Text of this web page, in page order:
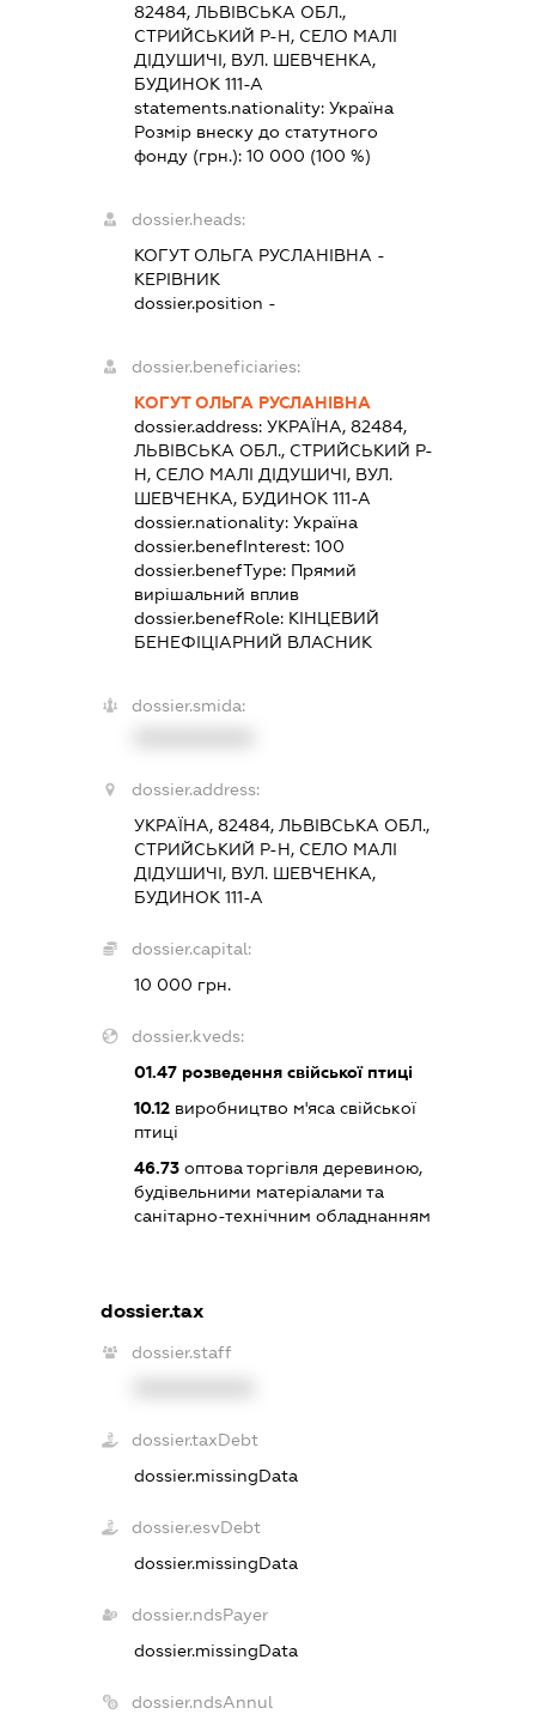
82484, ЛЬВІВСЬКА ОБЛ.,
СТРИЙСЬКИЙ Р-Н, СЕЛО МАЛІ
ДІДУШИЧІ, ВУЛ. ШЕВЧЕНКА,
БУДИНОК 111-А
statements.nationality: Україна
Розмір внеску до статутного
фонду (грн.): 10 000 (100 %)
dossier.heads:
КОГУТ ОЛЬГА РУСЛАНІВНА -
КЕРІВНИК
dossier.position -
dossier.beneficiaries:
КОГУТ ОЛЬГА РУСЛАНІВНА
dossier.address: УКРАЇНА, 82484,
ЛЬВІВСЬКА ОБЛ., СТРИЙСЬКИЙ Р-
Н, СЕЛО МАЛІ ДІДУШИЧІ, ВУЛ.
ШЕВЧЕНКА, БУДИНОК 111-А
dossier.nationality: Україна
dossier.benefInterest: 100
dossier.benefType: Прямий
вирішальний вплив
dossier.benefRole: КІНЦЕВИЙ
БЕНЕФІЦІАРНИЙ ВЛАСНИК
dossier.smida:
dossier.address:
УКРАЇНА, 82484, ЛЬВІВСЬКА ОБЛ.,
СТРИЙСЬКИЙ Р-Н, СЕЛО МАЛІ
ДІДУШИЧІ, ВУЛ. ШЕВЧЕНКА,
БУДИНОК 111-А
dossier.capital:
10 000 грн.
dossier.kveds:
01.47розведення свійської птиці
10.12виробництво м'яса свійської
птиці
46.73оптова торгівля деревиною,
будівельними матеріалами та
санітарно-технічним обладнанням
dossier.tax
dossier.staff
dossier.taxDebt
dossier.missingData
dossier.esvDebt
dossier.missingData
dossier.ndsPayer
dossier.missingData
dossier.ndsAnnul